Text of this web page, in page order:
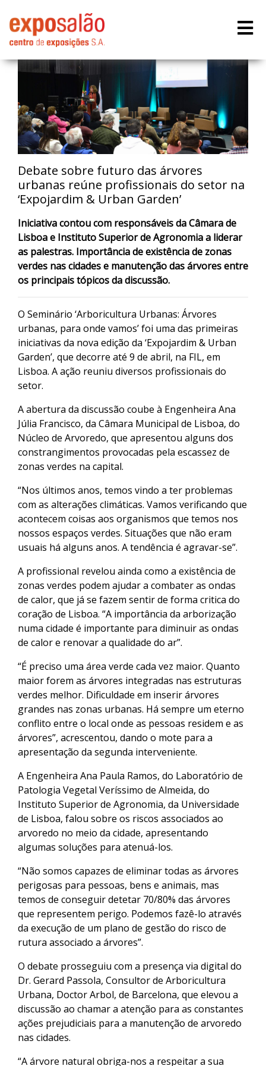
Debate sobre futuro das árvores
urbanas reúne profissionais do setor na
‘Expojardim & Urban Garden’
Iniciativa contou com responsáveis da Câmara de
Lisboa e Instituto Superior de Agronomia a liderar
as palestras. Importância de existência de zonas
verdes nas cidades e manutenção das árvores entre
os principais tópicos da discussão.
O Seminário ‘Arboricultura Urbanas: Árvores
urbanas, para onde vamos’ foi uma das primeiras
iniciativas da nova edição da ‘Expojardim & Urban
Garden’, que decorre até 9 de abril, na FIL, em
Lisboa. A ação reuniu diversos profissionais do
setor.
A abertura da discussão coube à Engenheira Ana
Júlia Francisco, da Câmara Municipal de Lisboa, do
Núcleo de Arvoredo, que apresentou alguns dos
constrangimentos provocadas pela escassez de
zonas verdes na capital.
“Nos últimos anos, temos vindo a ter problemas
com as alterações climáticas. Vamos verificando que
acontecem coisas aos organismos que temos nos
nossos espaços verdes. Situações que não eram
usuais há alguns anos. A tendência é agravar-se”.
A profissional revelou ainda como a existência de
zonas verdes podem ajudar a combater as ondas
de calor, que já se fazem sentir de forma critica do
coração de Lisboa. “A importância da arborização
numa cidade é importante para diminuir as ondas
de calor e renovar a qualidade do ar”.
“É preciso uma área verde cada vez maior. Quanto
maior forem as árvores integradas nas estruturas
verdes melhor. Dificuldade em inserir árvores
grandes nas zonas urbanas. Há sempre um eterno
conflito entre o local onde as pessoas residem e as
árvores”, acrescentou, dando o mote para a
apresentação da segunda interveniente.
A Engenheira Ana Paula Ramos, do Laboratório de
Patologia Vegetal Veríssimo de Almeida, do
Instituto Superior de Agronomia, da Universidade
de Lisboa, falou sobre os riscos associados ao
arvoredo no meio da cidade, apresentando
algumas soluções para atenuá-los.
“Não somos capazes de eliminar todas as árvores
perigosas para pessoas, bens e animais, mas
temos de conseguir detetar 70/80% das árvores
que representem perigo. Podemos fazê-lo através
da execução de um plano de gestão do risco de
rutura associado a árvores”.
O debate prosseguiu com a presença via digital do
Dr. Gerard Passola, Consultor de Arboricultura
Urbana, Doctor Arbol, de Barcelona, que elevou a
discussão ao chamar a atenção para as constantes
ações prejudiciais para a manutenção de arvoredo
nas cidades.
“A árvore natural obriga-nos a respeitar a sua